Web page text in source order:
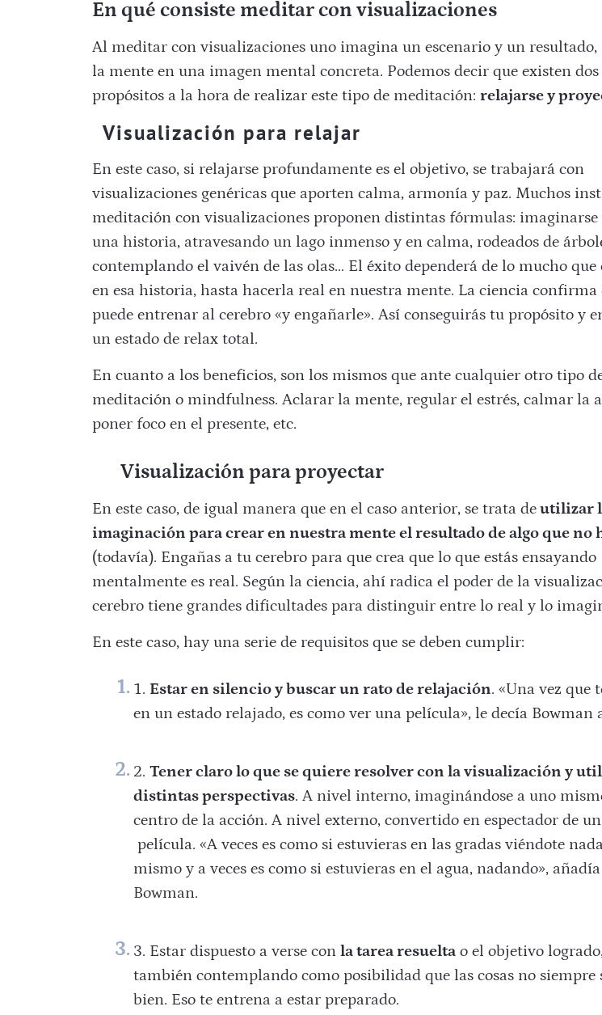
En qué consiste meditar con visualizaciones
Al meditar con visualizaciones uno imagina un escenario y un
la mente en una imagen mental concreta. Podemos decir que existen
propósitos a la hora de realizar este tipo de meditación: relajarse y
Visualización para relajar
En este caso, si relajarse profundamente es el objetivo, se trabajará con
visualizaciones genéricas que aporten calma, armonía y paz. Muchos
meditación con visualizaciones proponen distintas fórmulas: imaginarse
una historia, atravesando un lago inmenso y en calma, rodeados de
contemplando el vaivén de las olas… El éxito dependerá de lo mucho que
en esa historia, hasta hacerla real en nuestra mente. La ciencia confirma
puede entrenar al cerebro «y engañarle». Así conseguirás tu propósito y
un estado de relax total.
En cuanto a los beneficios, son los mismos que ante cualquier otro tipo
meditación o mindfulness. Aclarar la mente, regular el estrés, calmar la
poner foco en el presente, etc.
Visualización para proyectar
En este caso, de igual manera que en el caso anterior, se trata deutilizar
imaginación para crear en nuestra mente el resultado de algo que no
(todavía). Engañas a tu cerebro para que crea que lo que estás ensayando
mentalmente es real. Según la ciencia, ahí radica el poder de la
cerebro tiene grandes dificultades para distinguir entre lo real y lo
En este caso, hay una serie de requisitos que se deben cumplir:
Estar en silencio y buscar un rato de relajación. «Una vez que
en un estado relajado, es como ver una película», le decía Bowman
Tener claro lo que se quiere resolver con la visualización y
distintas perspectivas. A nivel interno, imaginándose a uno
centro de la acción. A nivel externo, convertido en espectador de
película. «A veces es como si estuvieras en las gradas viéndote
mismo y a veces es como si estuvieras en el agua, nadando», añadía
Bowman.
Estar dispuesto a verse conla tarea resuelta o el objetivo
también contemplando como posibilidad que las cosas no siempre
bien. Eso te entrena a estar preparado.